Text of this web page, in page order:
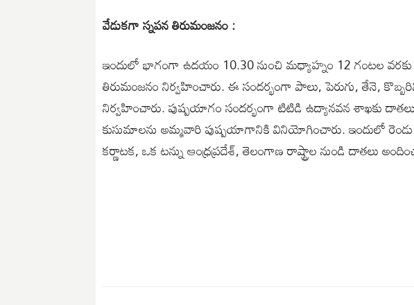
వేడుకగా స్నపన తిరుమంజనం :
ఇందులో భాగంగా ఉదయం 10.30 నుంచి మ‌ధ్యాహ్నం 12 గంటల వరకు
తిరుమంజనం నిర్వహించారు. ఈ సందర్భంగా పాలు, పెరుగు, తేనె,
నిర్వ‌హించారు. పుష్ప‌యాగం సందర్భంగా టిటిడి ఉద్యానవన శాఖకు
కుసుమాలను అమ్మవారి పుష్పయాగానికి వినియోగించారు. ఇందులో రెండు
కర్ణాటక, ఒక టన్ను ఆంధ్ర‌ప్ర‌దేశ్‌, తెలంగాణ రాష్ట్రాల నుండి దాతలు